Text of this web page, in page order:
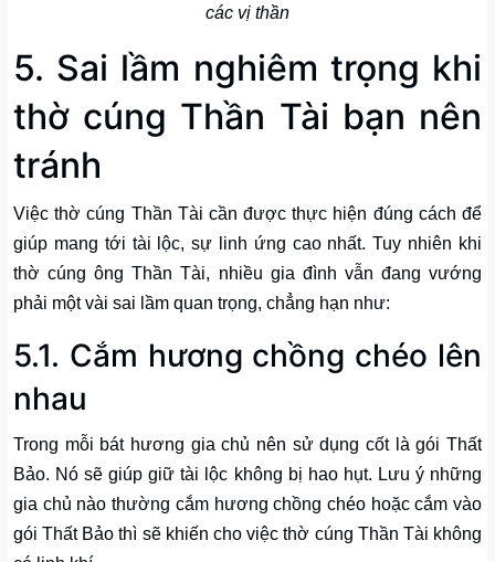
các vị thần
5. Sai lầm nghiêm trọng khi
thờ cúng Thần Tài bạn nên
tránh
Việc thờ cúng Thần Tài cần được thực hiện đúng cách để
giúp mang tới tài lộc, sự linh ứng cao nhất. Tuy nhiên khi
thờ cúng ông Thần Tài, nhiều gia đình vẫn đang vướng
phải một vài sai lầm quan trọng, chẳng hạn như:
5.1. Cắm hương chồng chéo lên
nhau
Trong mỗi bát hương gia chủ nên sử dụng cốt là gói Thất
Bảo. Nó sẽ giúp giữ tài lộc không bị hao hụt. Lưu ý những
gia chủ nào thường cắm hương chồng chéo hoặc cắm vào
gói Thất Bảo thì sẽ khiến cho việc thờ cúng Thần Tài không